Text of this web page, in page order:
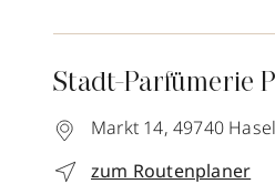
Stadt-Parfümerie
Markt 14, 49740
zum Routenplaner